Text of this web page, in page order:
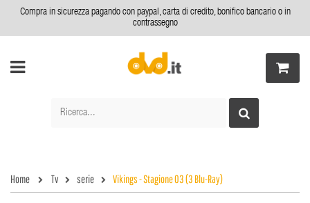
Compra in sicurezza pagando con paypal, carta di credito, bonifico bancario o in
contrassegno
Home Tv serie Vikings - Stagione 03 (3 Blu-Ray)